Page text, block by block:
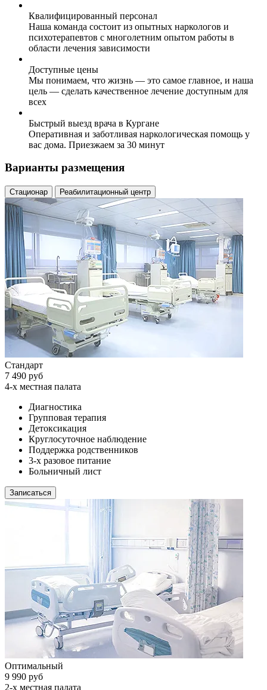
Квалифицированный персонал
Наша команда состоит из опытных наркологов и
психотерапевтов с многолетним опытом работы в
области лечения зависимости
Доступные цены
Мы понимаем, что жизнь — это самое главное, и наша
цель — сделать качественное лечение доступным для
всех
Быстрый выезд врача в Кургане
Оперативная и заботливая наркологическая помощь у
вас дома. Приезжаем за 30 минут
Варианты размещения
Стационар Реабилитационный центр
Стандарт
7 490 руб
4-х местная палата
Диагностика
Групповая терапия
Детоксикация
Круглосуточное наблюдение
Поддержка родственников
3-х разовое питание
Больничный лист
Записаться
Оптимальный
9 990 руб
2-х местная палата